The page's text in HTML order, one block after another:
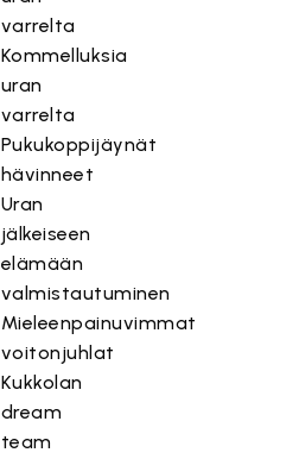
varrelta
Kommelluksia
uran
varrelta
Pukukoppijäynät
hävinneet
Uran
jälkeiseen
elämään
valmistautuminen
Mieleenpainuvimmat
voitonjuhlat
Kukkolan
dream
team